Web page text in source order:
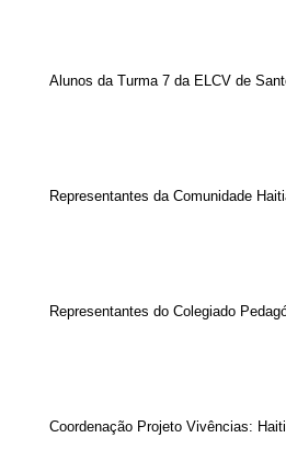
Alunos da Turma 7 da ELCV de
Representantes da Comunidade
Representantes do Colegiado
Coordenação Projeto Vivências: